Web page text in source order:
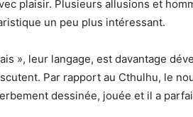
plaisir. Plusieurs allusions et
un peu plus intéressant.
», leur langage, est davantage
Par rapport au Cthulhu, le
dessinée, jouée et il a